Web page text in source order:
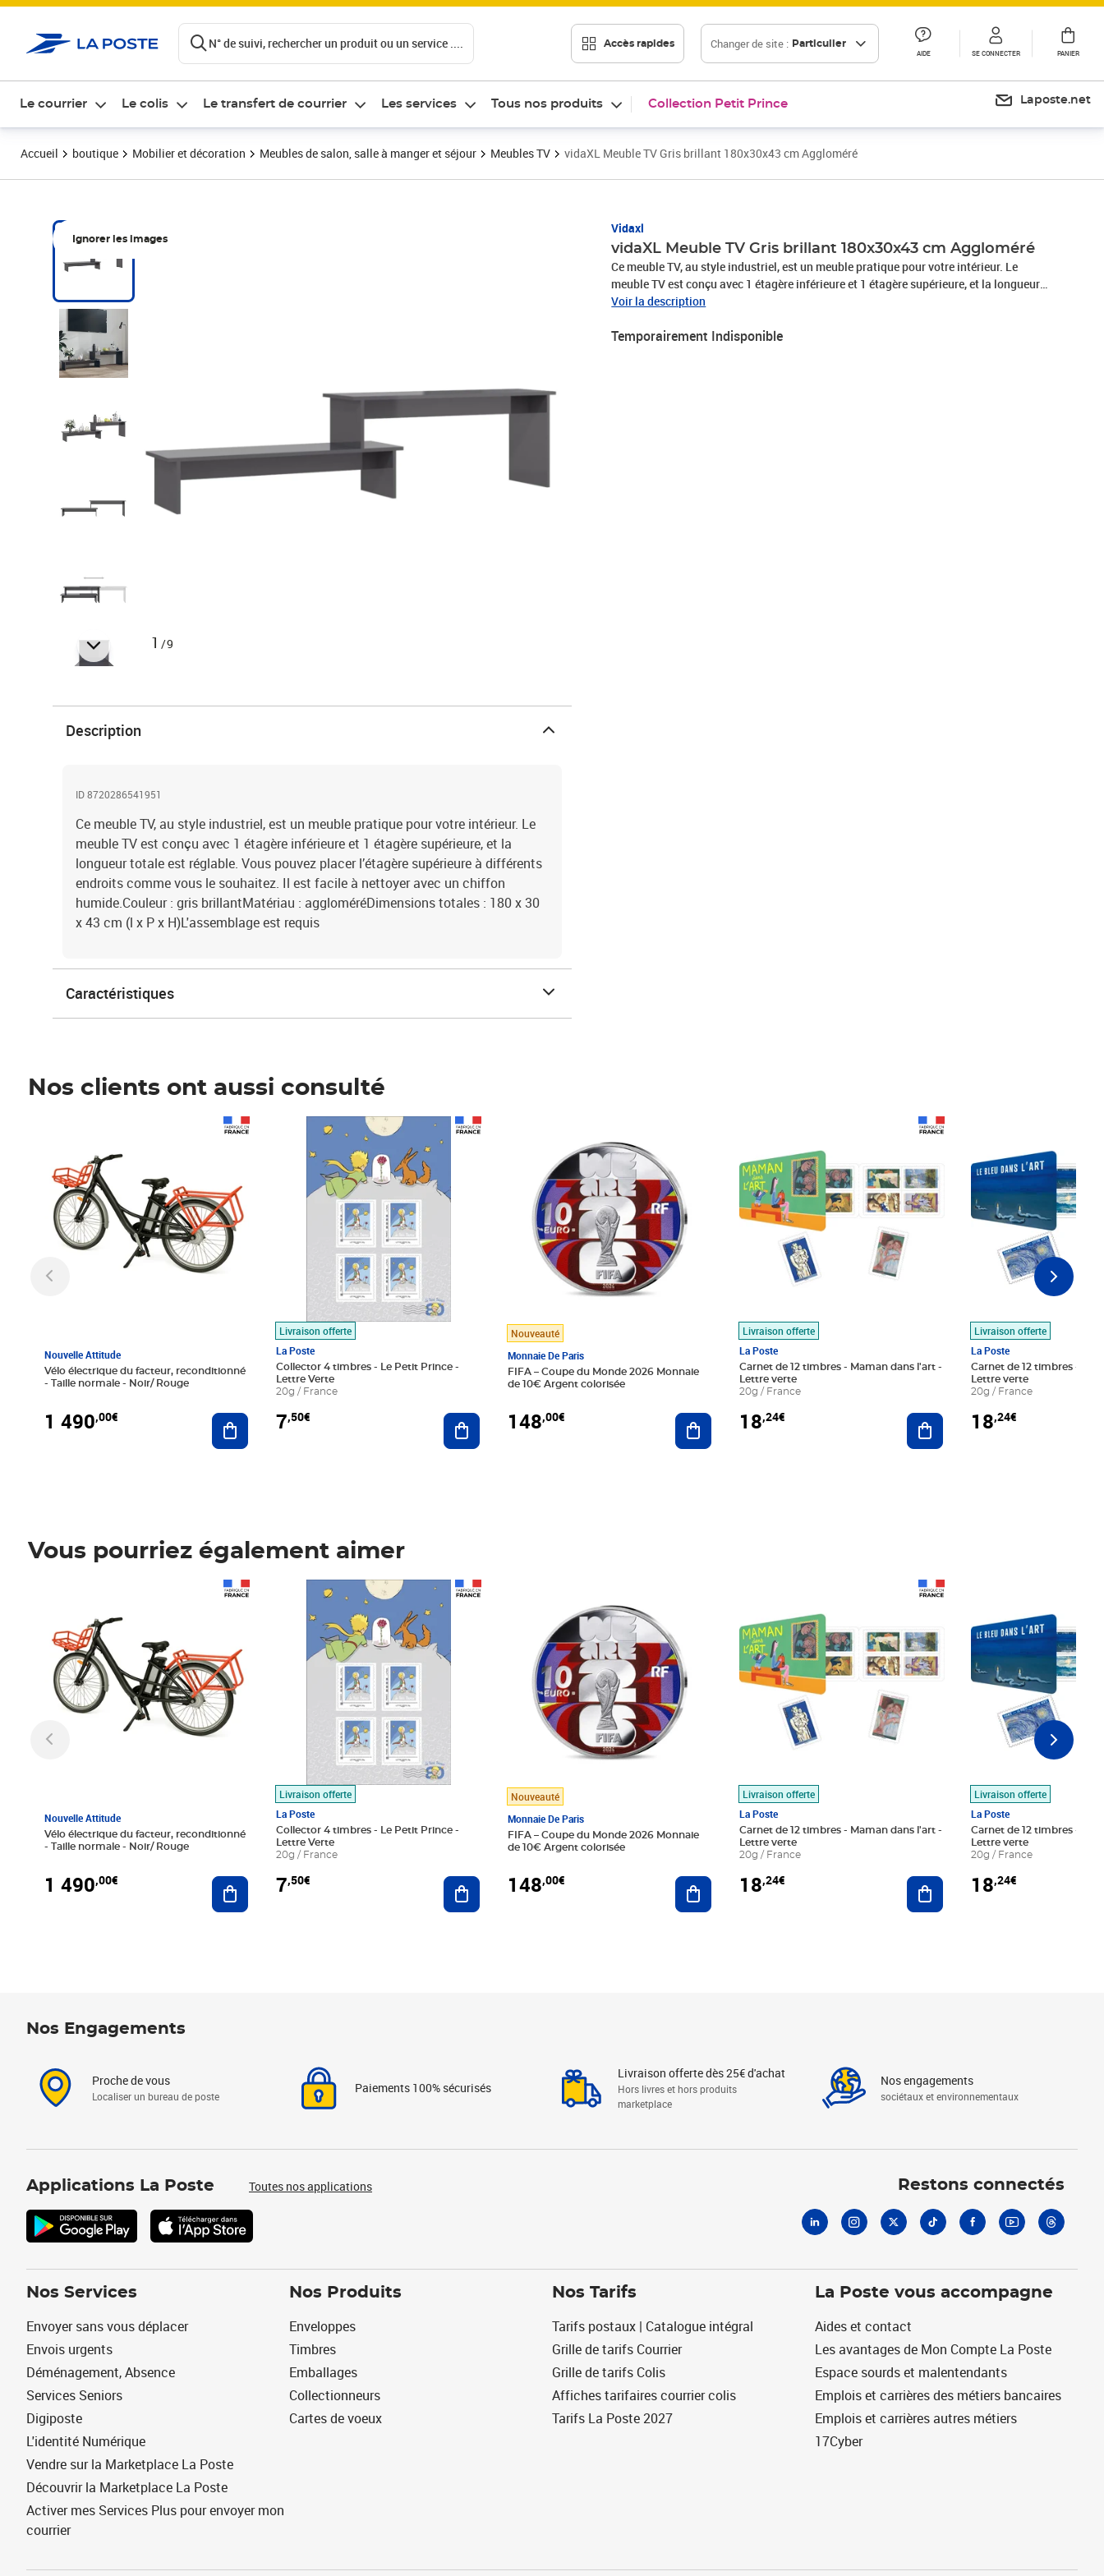
N° de suivi, rechercher un produit ou un service .... Accès rapides Changer de site : Particulier
AIDE SE CONNECTER PANIER
Le courrier Le colis Le transfert de courrier Les services Tous nos produits Collection Petit Prince Laposte.net
Accueil boutique Mobilier et décoration Meubles de salon, salle à manger et séjour Meubles TV vidaXL Meuble TV Gris brillant 180x30x43 cm Aggloméré
Ignorer les images
1 /9
Vidaxl
vidaXL Meuble TV Gris brillant 180x30x43 cm Aggloméré
Ce meuble TV, au style industriel, est un meuble pratique pour votre intérieur. Le
meuble TV est conçu avec 1 étagère inférieure et 1 étagère supérieure, et la longueur
totale est réglable. Vous pouvez placer l’étagère supérieure à différents endroits
brillantMatériau : aggloméréDimensions totales : 180 x 30 x 43 cm (l x P x
Voir la description
Temporairement Indisponible
Description
ID 8720286541951
Ce meuble TV, au style industriel, est un meuble pratique pour votre intérieur. Le
meuble TV est conçu avec 1 étagère inférieure et 1 étagère supérieure, et la
longueur totale est réglable. Vous pouvez placer l’étagère supérieure à différents
endroits comme vous le souhaitez. Il est facile à nettoyer avec un chiffon
humide.Couleur : gris brillantMatériau : aggloméréDimensions totales : 180 x 30
x 43 cm (l x P x H)L'assemblage est requis
Caractéristiques
Nos clients ont aussi consulté
Nouvelle Attitude
Vélo électrique du facteur, reconditionné
- Taille normale - Noir/ Rouge
1 490,00€ Ajouter au panier
Livraison offerte
La Poste
Collector 4 timbres - Le Petit Prince -
Lettre Verte
20g / France
7,50€
Prix 7,50€
Ajouter au panier
Nouveauté
Monnaie De Paris
FIFA – Coupe du Monde 2026 Monnaie
de 10€ Argent colorisée
148,00€ Ajouter au panier
Livraison offerte
La Poste
Carnet de 12 timbres - Maman dans l'art -
Lettre verte
20g / France
18,24€ Ajouter au panier
Livraison offerte
La Poste
Carnet de 12 timbres - Le
Lettre verte
20g / France
18,24€
Vous pourriez également aimer
Nouvelle Attitude
Vélo électrique du facteur, reconditionné
- Taille normale - Noir/ Rouge
1 490,00€ Ajouter au panier
Livraison offerte
La Poste
Collector 4 timbres - Le Petit Prince -
Lettre Verte
20g / France
7,50€
Prix 7,50€
Ajouter au panier
Nouveauté
Monnaie De Paris
FIFA – Coupe du Monde 2026 Monnaie
de 10€ Argent colorisée
148,00€ Ajouter au panier
Livraison offerte
La Poste
Carnet de 12 timbres - Maman dans l'art -
Lettre verte
20g / France
18,24€ Ajouter au panier
Livraison offerte
La Poste
Carnet de 12 timbres - Le
Lettre verte
20g / France
18,24€
Nos Engagements
Proche de vous
Localiser un bureau de poste
Paiements 100% sécurisés
Livraison offerte dès 25€ d'achat
Hors livres et hors produits
marketplace
Nos engagements
sociétaux et environnementaux
Applications La Poste Toutes nos applications Restons connectés
Nos Services
Envoyer sans vous déplacer
Envois urgents
Déménagement, Absence
Services Seniors
Digiposte
L'identité Numérique
Vendre sur la Marketplace La Poste
Découvrir la Marketplace La Poste
Activer mes Services Plus pour envoyer mon
courrier
Nos Produits
Enveloppes
Timbres
Emballages
Collectionneurs
Cartes de voeux
Nos Tarifs
Tarifs postaux | Catalogue intégral
Grille de tarifs Courrier
Grille de tarifs Colis
Affiches tarifaires courrier colis
Tarifs La Poste 2027
La Poste vous accompagne
Aides et contact
Les avantages de Mon Compte La Poste
Espace sourds et malentendants
Emplois et carrières des métiers bancaires
Emplois et carrières autres métiers
17Cyber